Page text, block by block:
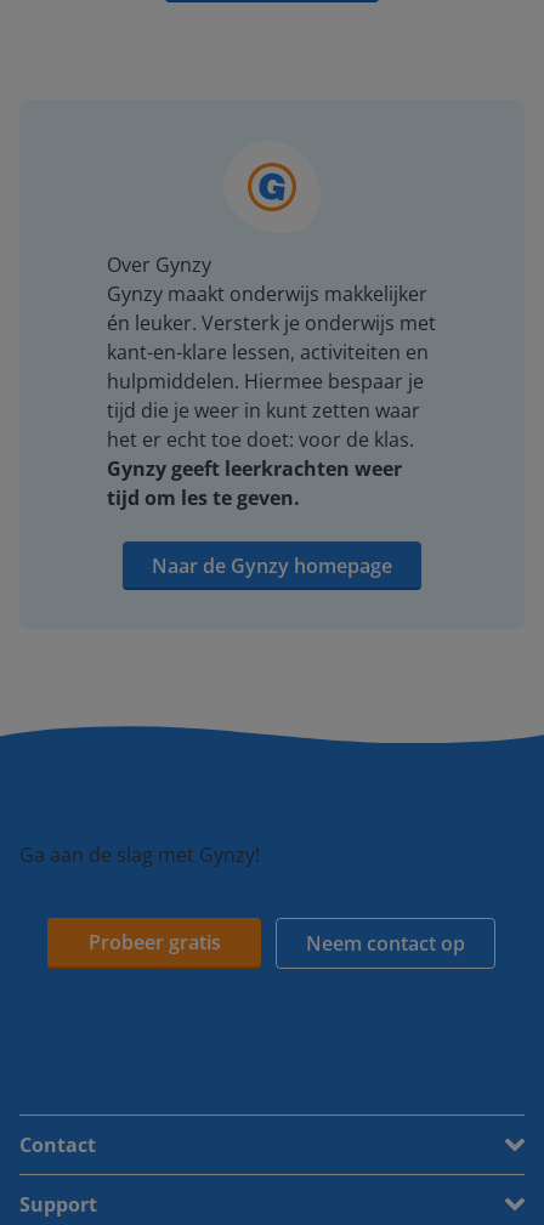
Over Gynzy
Gynzy maakt onderwijs makkelijker
én leuker. Versterk je onderwijs met
kant-en-klare lessen, activiteiten en
hulpmiddelen. Hiermee bespaar je
tijd die je weer in kunt zetten waar
het er echt toe doet: voor de klas.
Gynzy geeft leerkrachten weer
tijd om les te geven.
Naar de Gynzy homepage
Ga aan de slag met Gynzy!
Probeer gratis Neem contact op
Contact
Support